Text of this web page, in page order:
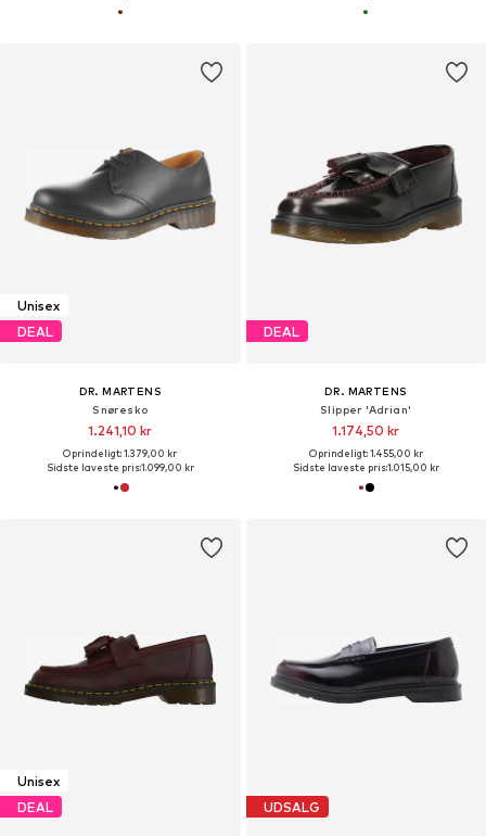
Unisex
DEAL
DR. MARTENS
Snøresko
1.241,10 kr
Oprindeligt: 1.379,00 kr
Sidste laveste pris:1.099,00 kr
DEAL
DR. MARTENS
Slipper 'Adrian'
1.174,50 kr
Oprindeligt: 1.455,00 kr
Sidste laveste pris:1.015,00 kr
Unisex
DEAL
UDSALG